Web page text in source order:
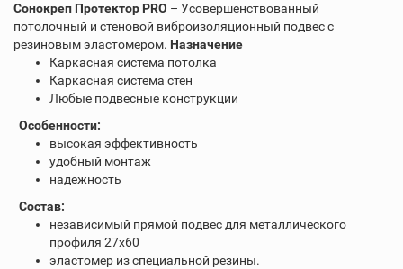
Сонокреп Протектор PRO – Усовершенствованный
потолочный и стеновой виброизоляционный подвес с
резиновым эластомером. Назначение
Каркасная система потолка
Каркасная система стен
Любые подвесные конструкции
Особенности:
высокая эффективность
удобный монтаж
надежность
Состав:
независимый прямой подвес для металлического
профиля 27х60
эластомер из специальной резины.